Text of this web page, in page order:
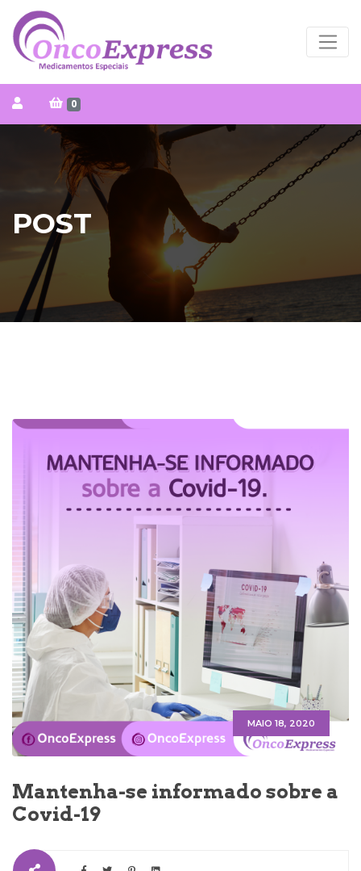
0
POST
MAIO 18, 2020
Mantenha-se informado sobre a
Covid-19